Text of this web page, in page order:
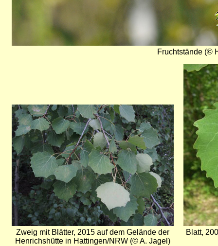
Fruchtstände (©
Bild
Zweig mit Blätter, 2015 auf dem Gelände der
Henrichshütte in Hattingen/NRW (© A. Jagel)
Bild
Blatt,